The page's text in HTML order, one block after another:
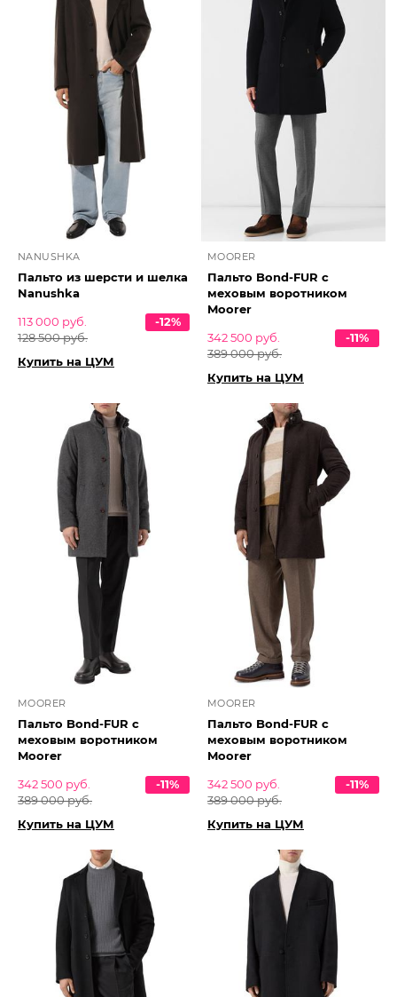
NANUSHKA
Пальто из шерсти и шелка
Nanushka
113 000 руб.
128 500 руб.
-12%
Купить на ЦУМ
MOORER
Пальто Bond-FUR с
меховым воротником
Moorer
342 500 руб.
389 000 руб.
-11%
Купить на ЦУМ
MOORER
Пальто Bond-FUR с
меховым воротником
Moorer
342 500 руб.
389 000 руб.
-11%
Купить на ЦУМ
MOORER
Пальто Bond-FUR с
меховым воротником
Moorer
342 500 руб.
389 000 руб.
-11%
Купить на ЦУМ